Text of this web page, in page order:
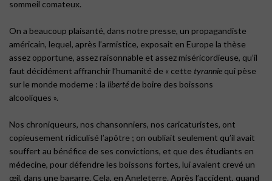
sommeil comateux.
On a beaucoup plaisanté, dans notre presse, un propagandiste
américain, lequel, après l’armistice, exposait en Europe la thèse
assez opportune, assez raisonnable et assez miséricordieuse, qu’il
faut décidément affranchir l’humanité de « cette tyrannie qui pèse
sur le monde moderne : la liberté de boire des boissons
alcooliques ».
Nos chroniqueurs, nos chansonniers, nos caricaturistes, ont
copieusement ridiculisé l’apôtre ; on oubliait seulement qu’il avait
souffert au bénéfice de ses convictions, et que des étudiants en
médecine, pour défendre les boissons fortes, lui avaient crevé un
œil, dans une bagarre. Cela, en Angleterre. Après l’accident, quand